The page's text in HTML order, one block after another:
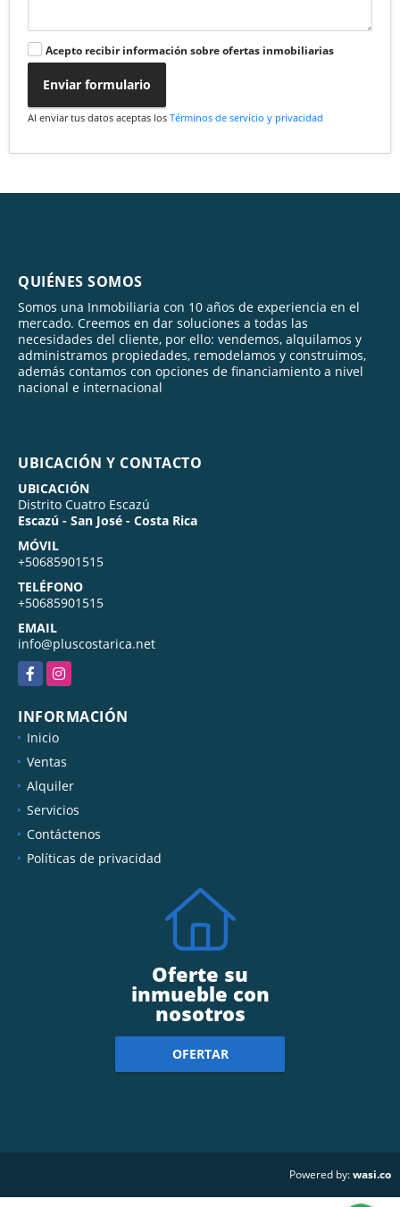
Acepto recibir información sobre ofertas inmobiliarias
Enviar formulario
Al enviar tus datos aceptas los Términos de servicio y privacidad
QUIÉNES SOMOS
Somos una Inmobiliaria con 10 años de experiencia en el
mercado. Creemos en dar soluciones a todas las
necesidades del cliente, por ello: vendemos, alquilamos y
administramos propiedades, remodelamos y construimos,
además contamos con opciones de financiamiento a nivel
nacional e internacional
UBICACIÓN Y CONTACTO
UBICACIÓN
Distrito Cuatro Escazú
Escazú - San José - Costa Rica
MÓVIL
+50685901515
TELÉFONO
+50685901515
EMAIL
info@pluscostarica.net
FacebookInstagram
INFORMACIÓN
Inicio
Ventas
Alquiler
Servicios
Contáctenos
Políticas de privacidad
Oferte su
inmueble con
nosotros
OFERTAR
Powered by:wasi.co